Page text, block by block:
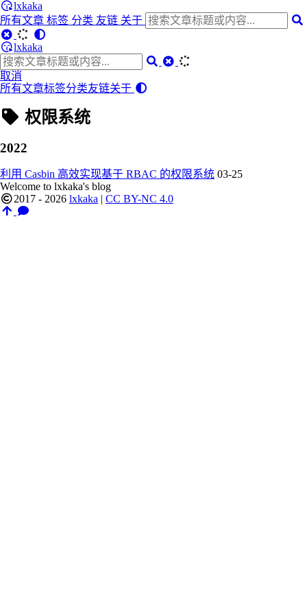
lxkaka
所有文章 标签 分类 友链 关于
lxkaka
取消
所有文章标签分类友链关于
权限系统
2022
利用 Casbin 高效实现基于 RBAC 的权限系统 03-25
Welcome to lxkaka's blog
2017 - 2026 lxkaka | CC BY-NC 4.0